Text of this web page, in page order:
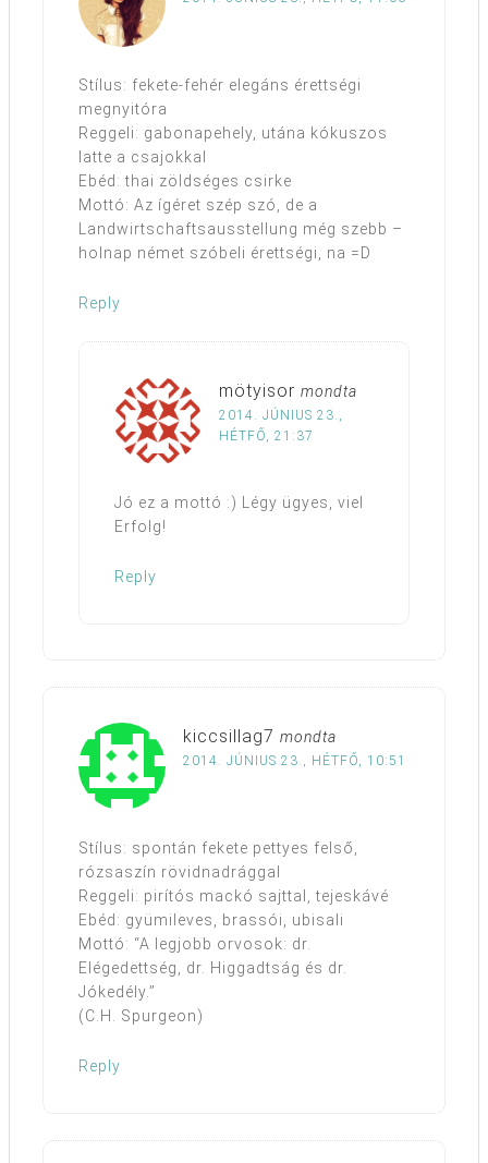
Stílus: fekete-fehér elegáns érettségi
megnyitóra
Reggeli: gabonapehely, utána kókuszos
latte a csajokkal
Ebéd: thai zöldséges csirke
Mottó: Az ígéret szép szó, de a
Landwirtschaftsausstellung még szebb –
holnap német szóbeli érettségi, na =D
Reply
mötyisor mondta
2014. JÚNIUS 23.,
HÉTFŐ, 21:37
Jó ez a mottó :) Légy ügyes, viel
Erfolg!
Reply
kiccsillag7 mondta
2014. JÚNIUS 23., HÉTFŐ, 10:51
Stílus: spontán fekete pettyes felső,
rózsaszín rövidnadrággal
Reggeli: pirítós mackó sajttal, tejeskávé
Ebéd: gyümileves, brassói, ubisali
Mottó: “A legjobb orvosok: dr.
Elégedettség, dr. Higgadtság és dr.
Jókedély.”
(C.H. Spurgeon)
Reply